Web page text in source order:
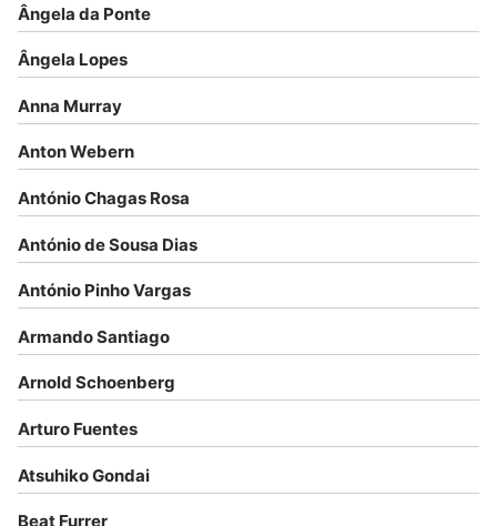
Ângela da Ponte
Ângela Lopes
Anna Murray
Anton Webern
António Chagas Rosa
António de Sousa Dias
António Pinho Vargas
Armando Santiago
Arnold Schoenberg
Arturo Fuentes
Atsuhiko Gondai
Beat Furrer